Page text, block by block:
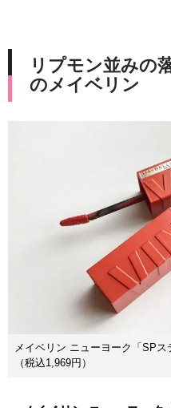
リプモン並みの
のメイベリン
メイベリン ニューヨーク「SPス
（税込1,969円）